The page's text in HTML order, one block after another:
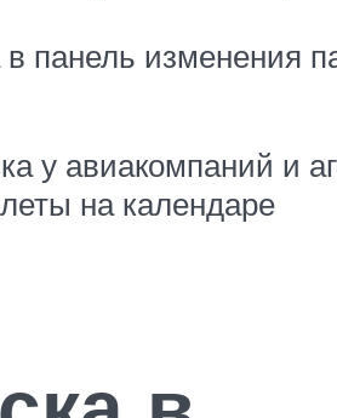
панель изменения
у авиакомпаний и
на календаре